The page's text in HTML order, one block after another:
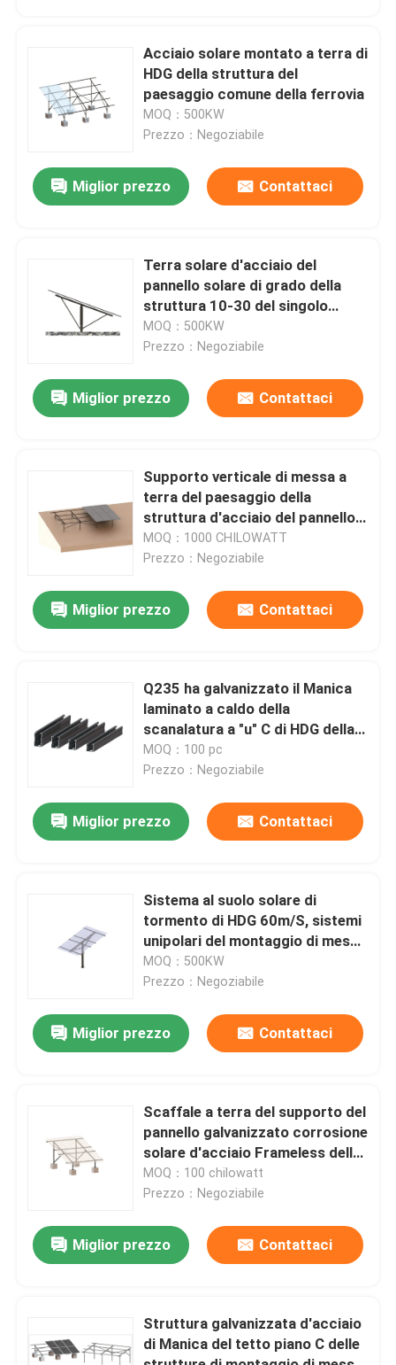
Manifestazione di VR
Giro della fabbrica
Controllo di qualità
Contattici
pv solare che monta i sistemi
Acciaio solare montato a terra di
HDG della struttura del
paesaggio comune della ferrovia
MOQ：500KW
Prezzo：Negoziabile
Miglior prezzo Contattaci
Terra solare d'acciaio del
pannello solare di grado della
struttura 10-30 del singolo
mucchio che monta i sistemi
MOQ：500KW
Prezzo：Negoziabile
Miglior prezzo Contattaci
Supporto verticale di messa a
terra del paesaggio della
struttura d'acciaio del pannello
solare del pendio
MOQ：1000 CHILOWATT
Prezzo：Negoziabile
Miglior prezzo Contattaci
Q235 ha galvanizzato il Manica
laminato a caldo della
scanalatura a "u" C di HDG della
struttura solare d'acciaio
MOQ：100 pc
Prezzo：Negoziabile
Miglior prezzo Contattaci
Sistema al suolo solare di
tormento di HDG 60m/S, sistemi
unipolari del montaggio di messa
a terra di PV
MOQ：500KW
Prezzo：Negoziabile
Miglior prezzo Contattaci
Scaffale a terra del supporto del
pannello galvanizzato corrosione
solare d'acciaio Frameless della
struttura anti
MOQ：100 chilowatt
Prezzo：Negoziabile
Miglior prezzo Contattaci
Struttura galvanizzata d'acciaio
di Manica del tetto piano C delle